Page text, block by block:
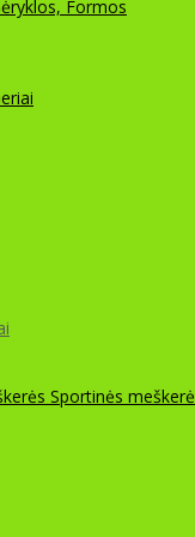
Formos
Sportinės